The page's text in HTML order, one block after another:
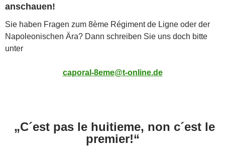
anschauen!
Sie haben Fragen zum 8ème Régiment de Ligne oder der
Napoleonischen Ära? Dann schreiben Sie uns doch bitte
unter
caporal-8eme@t-online.de
„C´est pas le huitieme, non c´est le
premier!“